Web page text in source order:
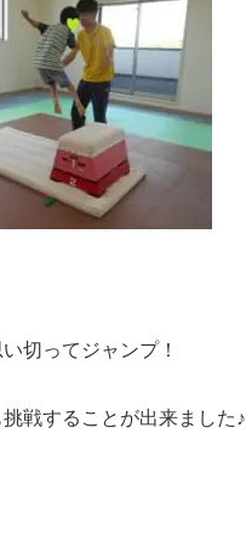
切ってジャンプ！
戦することが出来ました♪